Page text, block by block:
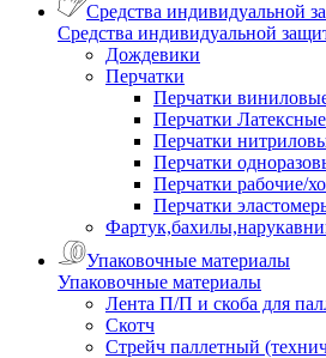
Средства индивидуальной
Средства индивидуальной
Дождевики
Перчатки
Перчатки
Перчатки Латексные
Перчатки
Перчатки
Перчатки рабочие/
Перчатки
Упаковочные материалы
Упаковочные материалы
Лента П/П и скоба для
Скотч
Стрейч паллетный